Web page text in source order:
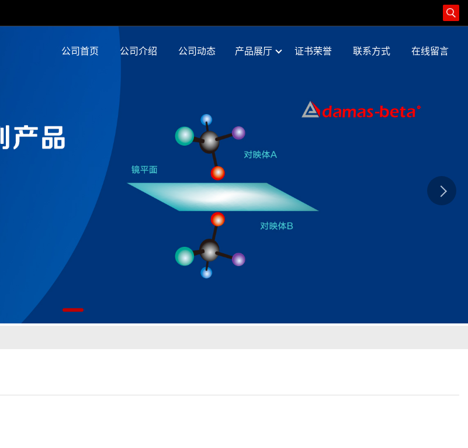
公司首页 公司介绍 公司动态 产品展厅 证书荣誉 联系方式 在线留言